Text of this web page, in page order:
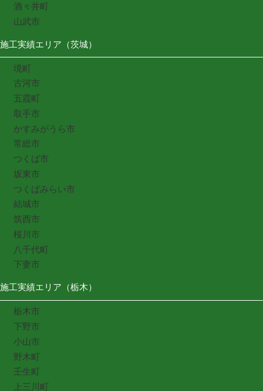
酒々井町
山武市
施工実績エリア（茨城）
境町
古河市
五霞町
取手市
かすみがうら市
常総市
つくば市
坂東市
つくばみらい市
結城市
筑西市
桜川市
八千代町
下妻市
施工実績エリア（栃木）
栃木市
下野市
小山市
野木町
壬生町
上三川町